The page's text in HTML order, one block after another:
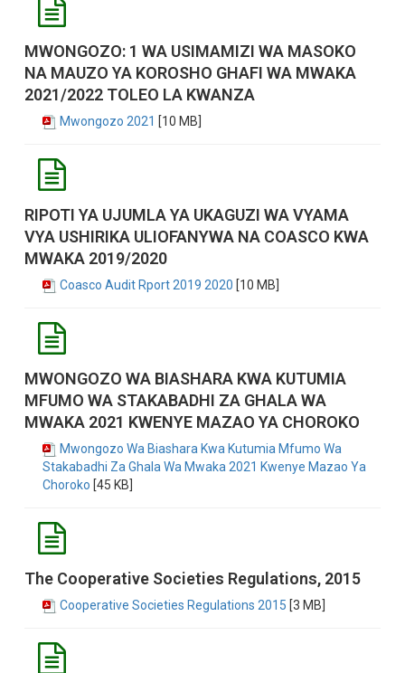
MWONGOZO: 1 WA USIMAMIZI WA MASOKO
NA MAUZO YA KOROSHO GHAFI WA MWAKA
2021/2022 TOLEO LA KWANZA
Mwongozo 2021 [10 MB]
RIPOTI YA UJUMLA YA UKAGUZI WA VYAMA
VYA USHIRIKA ULIOFANYWA NA COASCO KWA
MWAKA 2019/2020
Coasco Audit Rport 2019 2020 [10 MB]
MWONGOZO WA BIASHARA KWA KUTUMIA
MFUMO WA STAKABADHI ZA GHALA WA
MWAKA 2021 KWENYE MAZAO YA CHOROKO
Mwongozo Wa Biashara Kwa Kutumia Mfumo Wa
Stakabadhi Za Ghala Wa Mwaka 2021 Kwenye Mazao Ya
Choroko [45 KB]
The Cooperative Societies Regulations, 2015
Cooperative Societies Regulations 2015 [3 MB]